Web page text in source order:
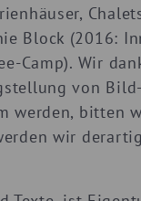
Block (2016:
Camp). Wir
von
werden, bitten
wir